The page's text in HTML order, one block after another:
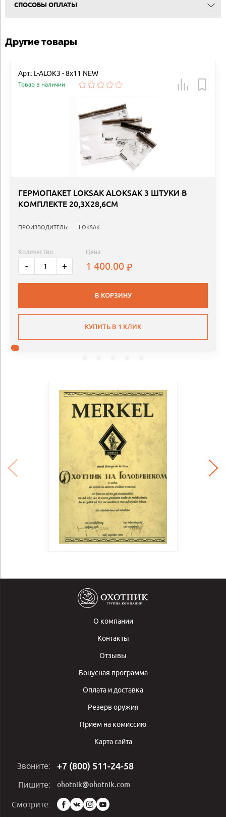
СПОСОБЫ ОПЛАТЫ
Другие товары
Арт.: L-ALOK3 - 8х11 NEW
Товар в наличии
ГЕРМОПАКЕТ LOKSAK ALOKSAK 3 ШТУКИ В
КОМПЛЕКТЕ 20,3Х28,6СМ
ПРОИЗВОДИТЕЛЬ: LOKSAK
Количество:
- +
Цена:
1 400.00
В КОРЗИНУ
КУПИТЬ В 1 КЛИК
О компании
Контакты
Отзывы
Бонусная программа
Оплата и доставка
Резерв оружия
Приём на комиссию
Карта сайта
Звоните: +7 (800) 511-24-58
Пишите: ohotnik@ohotnik.com
Смотрите:
Мы
в